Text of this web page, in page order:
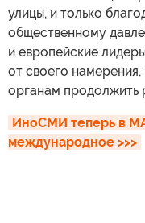
улицы, и только
общественному
и европейские
от своего
органам продолжить
ИноСМИ теперь в
международное >>>